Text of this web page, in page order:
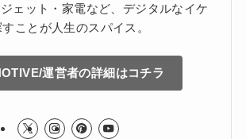
ェット・家電など、デジタルなイケ
ことが人生のスパイス。
運営者の詳細はコチラ